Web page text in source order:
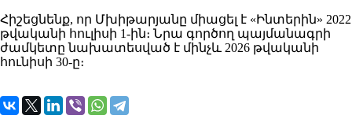
Հիշեցնենք, որ Մխիթարյանը միացել է «Ինտերին» 2022
թվականի հուլիսի 1-ին։ Նրա գործող պայմանագրի
ժամկետը նախատեսված է մինչև 2026 թվականի
հունիսի 30-ը։